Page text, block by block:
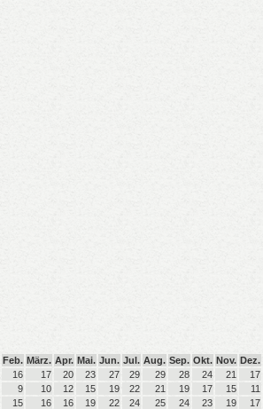
Feb. März. Apr. Mai. Jun. Jul. Aug. Sep. Okt. Nov. Dez.
16 17 20 23 27 29 29 28 24 21 17
9 10 12 15 19 22 21 19 17 15 11
15 16 16 19 22 24 25 24 23 19 17